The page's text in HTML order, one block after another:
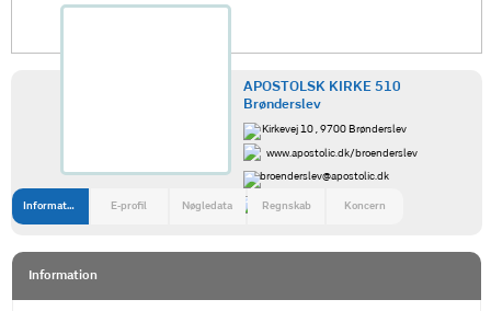
APOSTOLSK KIRKE 510
Brønderslev
Kirkevej 10 , 9700 Brønderslev
www.apostolic.dk/broenderslev
broenderslev@apostolic.dk
98801930
Information E-profil Nøgledata Regnskab Koncern
Information